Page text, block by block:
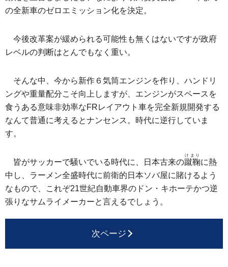
の全新車のゼロエミッション化を決定。
今後改革案が緩められる可能性も無くはないですが政府
レベルの判断はとんでもなく重い。
そんな中、今から新作６気筒エンジンを作り、ハンドリ
ングや重量配分こそ向上しますが、エンジンがスペースを
食うある意味非効率なFRレイアウト車を完全新規開発する
なんて普通に考えるとナンセンス。時代に逆行していま
す。
皆がサッカーで騒いでいる時代に、日本古来の蹴鞠
けまり
に熱
中し、ラーメン全盛時代に前衛的日本ソバ屋に賭けるよう
なもので、これぞ21世紀自動車界のドン・キホーテかつ逆
張りなサムライメーカーと言えるでしょう。
次ページ